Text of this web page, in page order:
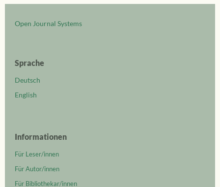
Open Journal Systems
Sprache
Deutsch
English
Informationen
Für Leser/innen
Für Autor/innen
Für Bibliothekar/innen